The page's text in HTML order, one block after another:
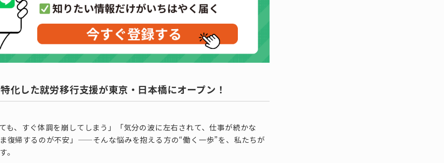
化した就労移行支援が東京・日本橋にオープン！
も、すぐ体調を崩してしまう」「気分の波に左右されて、仕事が続かな
復帰するのが不安」——そんな悩みを抱える方の“働く一歩”を、私たちが
。